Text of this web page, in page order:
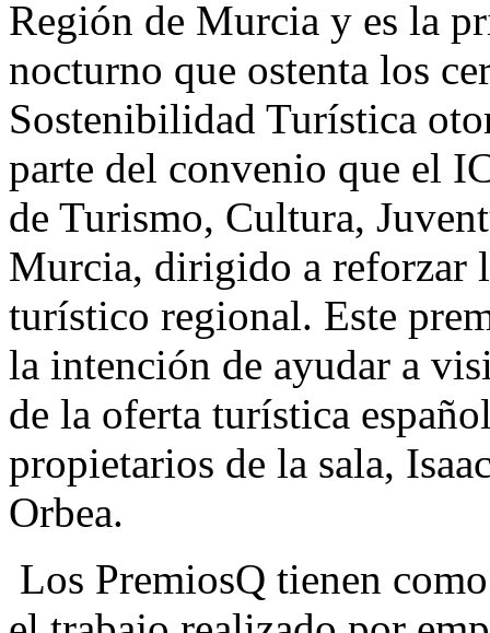
Región de Murcia y es la
nocturno que ostenta los
Sostenibilidad Turística
parte del convenio que el
de Turismo, Cultura,
Murcia, dirigido a reforzar
turístico regional. Este
la intención de ayudar a
de la oferta turística
propietarios de la sala,
Orbea.
Los PremiosQ tienen